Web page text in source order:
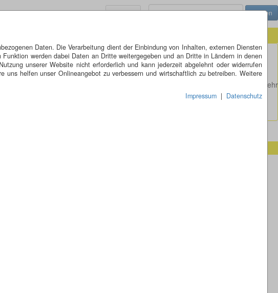
Daten. Die Verarbeitung dient der Einbindung von Inhalten, externen Diensten
werden dabei Daten an Dritte weitergegeben und an Dritte in Ländern in denen
unserer Website nicht erforderlich und kann jederzeit abgelehnt oder widerrufen
helfen unser Onlineangebot zu verbessern und wirtschaftlich zu betreiben. Weitere
Impressum | Datenschutz
Menü
Großes Bild anzeigen
die mit Holzstangen gekennzeichnet sind. Die Sandsteinstangen ( handwerklich sehr
Bedeutung der Fischreiser interessiert, erfahren Sie mehr unter